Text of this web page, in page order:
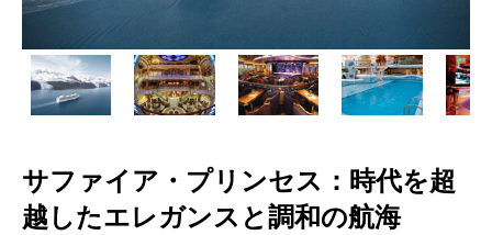
サファイア・プリンセス：時代を超
越したエレガンスと調和の航海